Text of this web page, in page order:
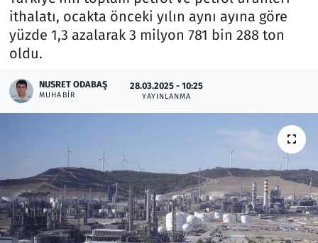
ithalatı, ocakta önceki yılın aynı ayına göre
yüzde 1,3 azalarak 3 milyon 781 bin 288 ton
oldu.
NUSRET ODABAŞ
MUHABIR
28.03.2025 - 10:25
YAYINLANMA
Lezzet Durağı
Ramazan
Resmi İlanlar